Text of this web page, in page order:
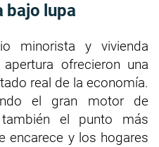
bajo lupa
minorista y vivienda
ofrecieron una
real de la economía.
el gran motor de
el punto más
encarece y los hogares